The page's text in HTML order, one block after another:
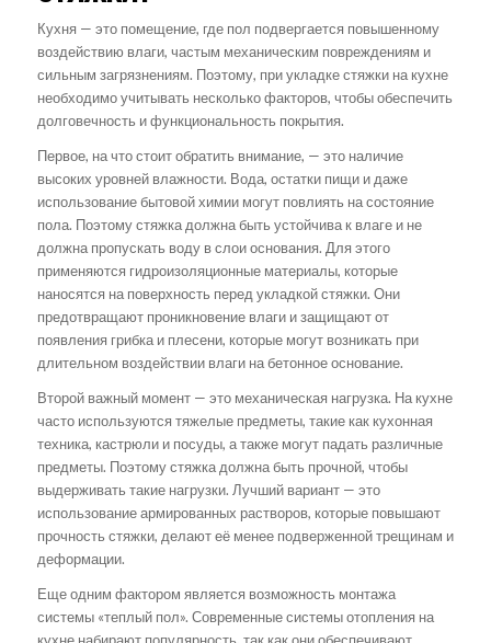
Кухня — это помещение, где пол подвергается повышенному
воздействию влаги, частым механическим повреждениям и
сильным загрязнениям. Поэтому, при укладке стяжки на кухне
необходимо учитывать несколько факторов, чтобы обеспечить
долговечность и функциональность покрытия.
Первое, на что стоит обратить внимание, — это наличие
высоких уровней влажности. Вода, остатки пищи и даже
использование бытовой химии могут повлиять на состояние
пола. Поэтому стяжка должна быть устойчива к влаге и не
должна пропускать воду в слои основания. Для этого
применяются гидроизоляционные материалы, которые
наносятся на поверхность перед укладкой стяжки. Они
предотвращают проникновение влаги и защищают от
появления грибка и плесени, которые могут возникать при
длительном воздействии влаги на бетонное основание.
Второй важный момент — это механическая нагрузка. На кухне
часто используются тяжелые предметы, такие как кухонная
техника, кастрюли и посуды, а также могут падать различные
предметы. Поэтому стяжка должна быть прочной, чтобы
выдерживать такие нагрузки. Лучший вариант — это
использование армированных растворов, которые повышают
прочность стяжки, делают её менее подверженной трещинам и
деформации.
Еще одним фактором является возможность монтажа
системы «теплый пол». Современные системы отопления на